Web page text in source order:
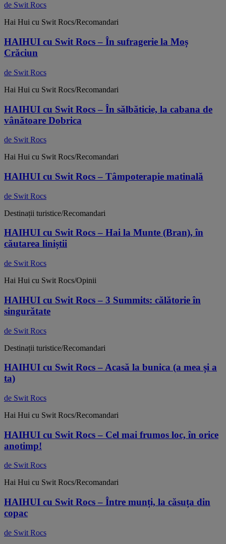
de Swit Rocs
Hai Hui cu Swit Rocs/Recomandari
HAIHUI cu Swit Rocs – În sufragerie la Moș
Crăciun
de Swit Rocs
Hai Hui cu Swit Rocs/Recomandari
HAIHUI cu Swit Rocs – În sălbăticie, la cabana de
vânătoare Dobrica
de Swit Rocs
Hai Hui cu Swit Rocs/Recomandari
HAIHUI cu Swit Rocs – Tâmpoterapie matinală
de Swit Rocs
Destinații turistice/Recomandari
HAIHUI cu Swit Rocs – Hai la Munte (Bran), în
căutarea liniștii
de Swit Rocs
Hai Hui cu Swit Rocs/Opinii
HAIHUI cu Swit Rocs – 3 Summits: călătorie în
singurătate
de Swit Rocs
Destinații turistice/Recomandari
HAIHUI cu Swit Rocs – Acasă la bunica (a mea și a
ta)
de Swit Rocs
Hai Hui cu Swit Rocs/Recomandari
HAIHUI cu Swit Rocs – Cel mai frumos loc, în orice
anotimp!
de Swit Rocs
Hai Hui cu Swit Rocs/Recomandari
HAIHUI cu Swit Rocs – Între munți, la căsuța din
copac
de Swit Rocs